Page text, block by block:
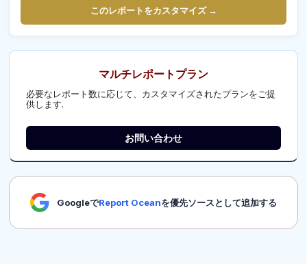
このレポートをカスタマイズ →
マルチレポートプラン
必要なレポート数に応じて、カスタマイズされたプランをご提
供します.
お問い合わせ
GoogleでReport Oceanを優先ソースとして追加する